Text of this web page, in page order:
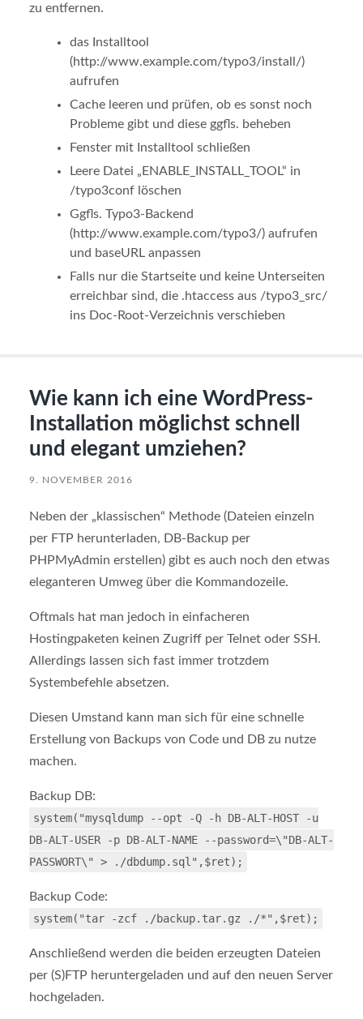
zu entfernen.
das Installtool
(http://www.example.com/typo3/install/)
aufrufen
Cache leeren und prüfen, ob es sonst noch
Probleme gibt und diese ggfls. beheben
Fenster mit Installtool schließen
Leere Datei „ENABLE_INSTALL_TOOL“ in
/typo3conf löschen
Ggfls. Typo3-Backend
(http://www.example.com/typo3/) aufrufen
und baseURL anpassen
Falls nur die Startseite und keine Unterseiten
erreichbar sind, die .htaccess aus /typo3_src/
ins Doc-Root-Verzeichnis verschieben
Wie kann ich eine WordPress-
Installation möglichst schnell
und elegant umziehen?
9. NOVEMBER 2016
Neben der „klassischen“ Methode (Dateien einzeln
per FTP herunterladen, DB-Backup per
PHPMyAdmin erstellen) gibt es auch noch den etwas
eleganteren Umweg über die Kommandozeile.
Oftmals hat man jedoch in einfacheren
Hostingpaketen keinen Zugriff per Telnet oder SSH.
Allerdings lassen sich fast immer trotzdem
Systembefehle absetzen.
Diesen Umstand kann man sich für eine schnelle
Erstellung von Backups von Code und DB zu nutze
machen.
Backup DB:
system("mysqldump --opt -Q -h DB-ALT-HOST -u
DB-ALT-USER -p DB-ALT-NAME --password=\"DB-ALT-
PASSWORT\" > ./dbdump.sql",$ret);
Backup Code:
system("tar -zcf ./backup.tar.gz ./*",$ret);
Anschließend werden die beiden erzeugten Dateien
per (S)FTP heruntergeladen und auf den neuen Server
hochgeladen.